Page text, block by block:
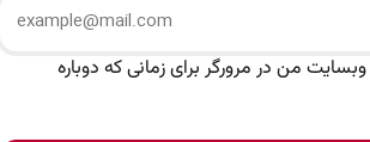
من در مرورگر برای زمانی که دوباره